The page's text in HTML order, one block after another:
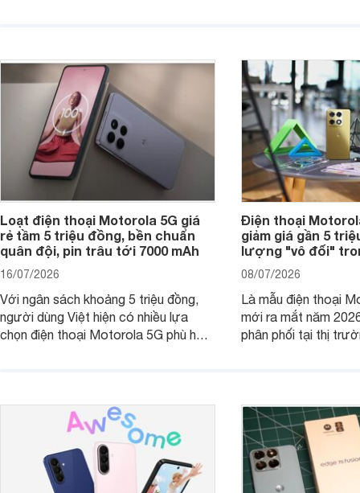
Loạt điện thoại Motorola 5G giá
rẻ tầm 5 triệu đồng, bền chuẩn
quân đội, pin trâu tới 7000 mAh
16/07/2026
Với ngân sách khoảng 5 triệu đồng,
người dùng Việt hiện có nhiều lựa
chọn điện thoại Motorola 5G phù hợp
Điện thoại
giảm giá gần 5
lượng "vô đối"
08/07/2026
Là mẫu điện thoại
mới ra mắt năm
phân phối tại thị
trình giảm giá hấp
thêm một lựa chọn
người dùng Việt.